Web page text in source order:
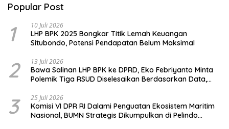
Popular Post
1 10 Juli 2026
LHP BPK 2025 Bongkar Titik Lemah Keuangan
Situbondo, Potensi Pendapatan Belum Maksimal
2 13 Juli 2026
Bawa Salinan LHP BPK ke DPRD, Eko Febriyanto Minta
Polemik Tiga RSUD Diselesaikan Berdasarkan Data,
3 25 Juli 2026
Komisi VI DPR RI Dalami Penguatan Ekosistem Maritim
Nasional, BUMN Strategis Dikumpulkan di Pelindo